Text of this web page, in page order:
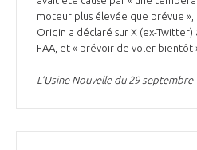
moteur plus élevée que prévue »,
Origin a déclaré sur X (ex-
FAA, et « prévoir de voler bientôt
L’Usine Nouvelle du 29 septembre